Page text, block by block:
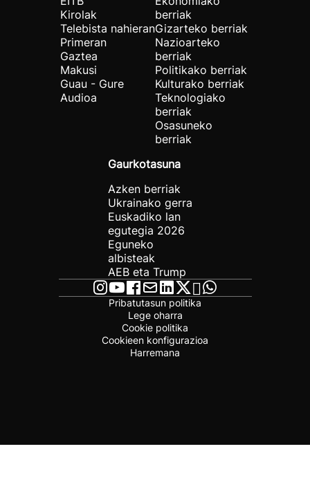
Kirolak
Telebista nahieran
Primeran
Gaztea
Makusi
Guau - Gure
Audioa
berriak
Gizarteko berriak
Nazioarteko
berriak
Politikako berriak
Kulturako berriak
Teknologiako
berriak
Osasuneko
berriak
Gaurkotasuna
Azken berriak
Ukrainako gerra
Euskadiko lan
egutegia 2026
Eguneko
albisteak
AEB eta Trump
Pribatutasun politika
Lege oharra
Cookie politika
Cookieen konfigurazioa
Harremana